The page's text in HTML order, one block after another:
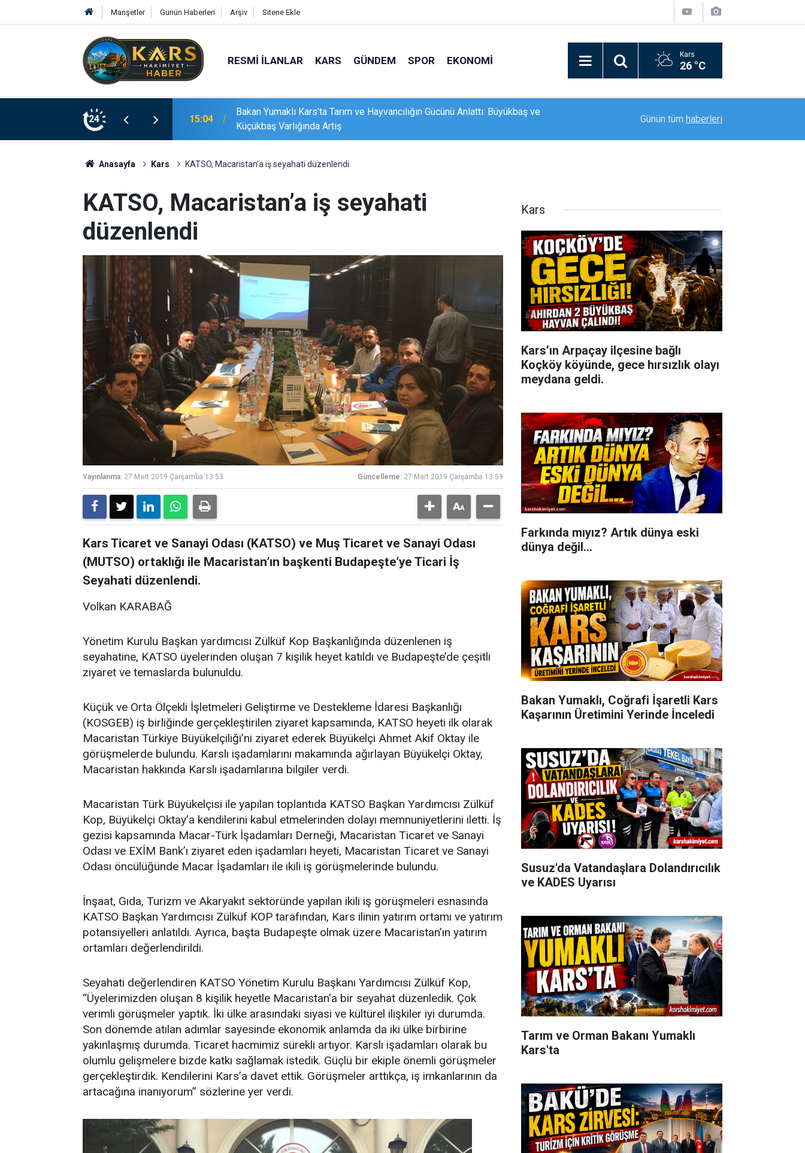
Manşetler Günün Haberleri Arşiv Sitene Ekle
RESMI İLANLAR KARS GÜNDEM SPOR EKONOMI Kars
26 °C
24
Gücünü Anlattı: Büyükbaş ve
15:03
ETÜ ortaklığında geliştirilen Otomatik Modülasyon Tanıma Projesi TÜBİTAK
desteği aldı
Farkında mıyız? Artık dünya eski dünya değil...
Günün tüm haberleri
Anasayfa Kars KATSO, Macaristan’a iş seyahati düzenlendi
KATSO, Macaristan’a iş seyahati
düzenlendi
Yayınlanma: 27 Mart 2019 Çarşamba 13:53 Güncelleme: 27 Mart 2019 Çarşamba 13:59
Kars Ticaret ve Sanayi Odası (KATSO) ve Muş Ticaret ve Sanayi Odası
(MUTSO) ortaklığı ile Macaristan’ın başkenti Budapeşte’ye Ticari İş
Seyahati düzenlendi.
Volkan KARABAĞ
Yönetim Kurulu Başkan yardımcısı Zülküf Kop Başkanlığında düzenlenen iş
seyahatine, KATSO üyelerinden oluşan 7 kişilik heyet katıldı ve Budapeşte’de çeşitli
ziyaret ve temaslarda bulunuldu.
Küçük ve Orta Ölçekli İşletmeleri Geliştirme ve Destekleme İdaresi Başkanlığı
(KOSGEB) iş birliğinde gerçekleştirilen ziyaret kapsamında, KATSO heyeti ilk olarak
Macaristan Türkiye Büyükelçiliği’ni ziyaret ederek Büyükelçi Ahmet Akif Oktay ile
görüşmelerde bulundu. Karslı işadamlarını makamında ağırlayan Büyükelçi Oktay,
Macaristan hakkında Karslı işadamlarına bilgiler verdi.
Macaristan Türk Büyükelçisi ile yapılan toplantıda KATSO Başkan Yardımcısı Zülküf
Kop, Büyükelçi Oktay’a kendilerini kabul etmelerinden dolayı memnuniyetlerini iletti. İş
gezisi kapsamında Macar-Türk İşadamları Derneği, Macaristan Ticaret ve Sanayi
Odası ve EXİM Bank’ı ziyaret eden işadamları heyeti, Macaristan Ticaret ve Sanayi
Odası öncülüğünde Macar İşadamları ile ikili iş görüşmelerinde bulundu.
İnşaat, Gıda, Turizm ve Akaryakıt sektöründe yapılan ikili iş görüşmeleri esnasında
KATSO Başkan Yardımcısı Zülküf KOP tarafından, Kars ilinin yatırım ortamı ve yatırım
potansiyelleri anlatıldı. Ayrıca, başta Budapeşte olmak üzere Macaristan’ın yatırım
ortamları değerlendirildi.
Seyahati değerlendiren KATSO Yönetim Kurulu Başkanı Yardımcısı Zülküf Kop,
“Üyelerimizden oluşan 8 kişilik heyetle Macaristan’a bir seyahat düzenledik. Çok
verimli görüşmeler yaptık. İki ülke arasındaki siyasi ve kültürel ilişkiler iyi durumda.
Son dönemde atılan adımlar sayesinde ekonomik anlamda da iki ülke birbirine
yakınlaşmış durumda. Ticaret hacmimiz sürekli artıyor. Karslı işadamları olarak bu
olumlu gelişmelere bizde katkı sağlamak istedik. Güçlü bir ekiple önemli görüşmeler
gerçekleştirdik. Kendilerini Kars’a davet ettik. Görüşmeler arttıkça, iş imkanlarının da
artacağına inanıyorum” sözlerine yer verdi.
Kars
Kars’ın Arpaçay ilçesine bağlı
Koçköy köyünde, gece hırsızlık olayı
meydana geldi.
Farkında mıyız? Artık dünya eski
dünya değil...
Bakan Yumaklı, Coğrafi İşaretli Kars
Kaşarının Üretimini Yerinde İnceledi
Susuz'da Vatandaşlara Dolandırıcılık
ve KADES Uyarısı
Tarım ve Orman Bakanı Yumaklı
Kars'ta